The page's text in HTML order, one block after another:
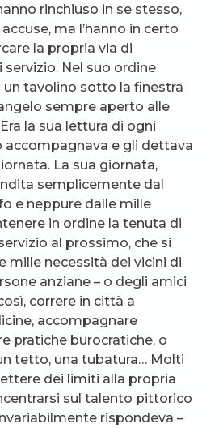
rinchiuso in se stesso,
ma l’hanno in certo
la propria via di
servizio. Nel suo ordine
un tavolino sotto la finestra
sempre aperto alle
la sua lettura di ogni
accompagnava e gli dettava
La sua giornata,
semplicemente dal
e neppure dalle mille
in ordine la tenuta di
al prossimo, che si
mille necessità dei vicini di
anziane – o degli amici
correre in città a
accompagnare
pratiche burocratiche, o
tetto, una tubatura… Molti
dei limiti alla propria
sul talento pittorico
rispondeva –